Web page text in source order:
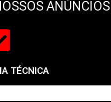
ANÚNCIOS
TÉCNICA